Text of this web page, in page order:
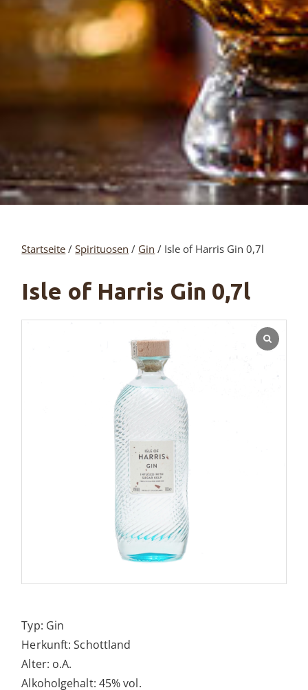
Startseite /Spirituosen / Gin / Isle of Harris Gin 0,7l
Isle of Harris Gin 0,7l
Typ: Gin
Herkunft: Schottland
Alter: o.A.
Alkoholgehalt: 45% vol.